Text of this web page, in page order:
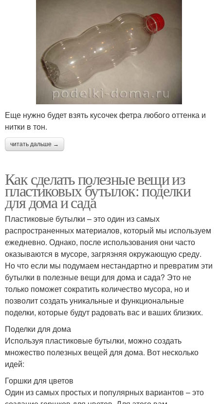
Еще нужно будет взять кусочек фетра любого оттенка и
нитки в тон.
читать дальше →
Как сделать полезные вещи из
пластиковых бутылок: поделки
для дома и сада
Пластиковые бутылки – это один из самых
распространенных материалов, который мы используем
ежедневно. Однако, после использования они часто
оказываются в мусоре, загрязняя окружающую среду.
Но что если мы подумаем нестандартно и превратим эти
бутылки в полезные вещи для дома и сада? Это не
только поможет сократить количество мусора, но и
позволит создать уникальные и функциональные
поделки, которые будут радовать вас и ваших близких.
Поделки для дома
Используя пластиковые бутылки, можно создать
множество полезных вещей для дома. Вот несколько
идей:
Горшки для цветов
Один из самых простых и популярных вариантов – это